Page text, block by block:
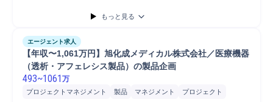
もっと見る
エージェント求人
【年収〜1,061万円】旭化成メディカル株式会社／医療機器
（透析・アフェレシス製品）の製品企画
493~1061 万
プロジェクトマネジメント 製品 マネジメント
プロジェクト